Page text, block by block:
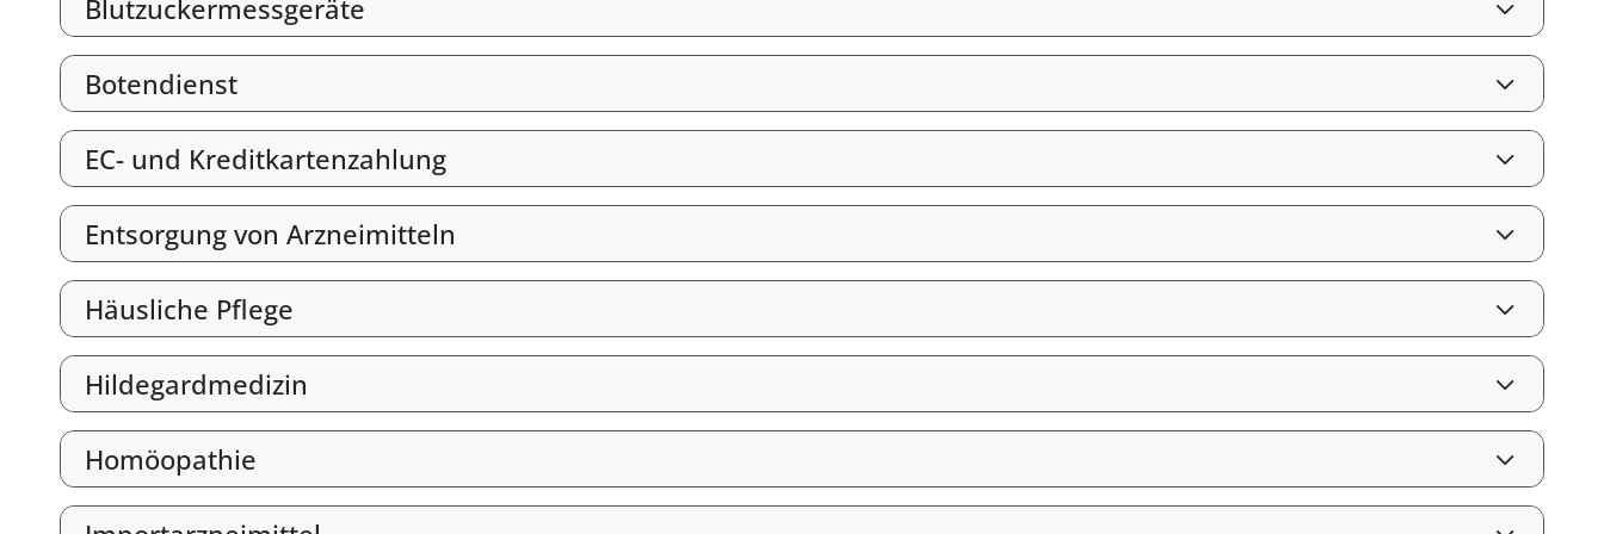
Blutzuckermessgeräte
Botendienst
EC- und Kreditkartenzahlung
Entsorgung von Arzneimitteln
Häusliche Pflege
Hildegardmedizin
Homöopathie